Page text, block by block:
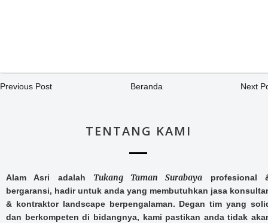
Previous Post Beranda Next
TENTANG KAMI
Alam Asri adalah Tukang Taman Surabaya profesional
bergaransi, hadir untuk anda yang membutuhkan jasa
& kontraktor landscape berpengalaman. Degan tim yang
dan berkompeten di bidangnya, kami pastikan anda tidak